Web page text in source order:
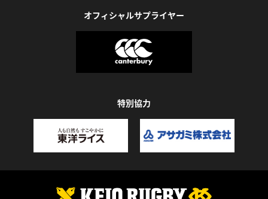
オフィシャルサプライヤー
特別協力